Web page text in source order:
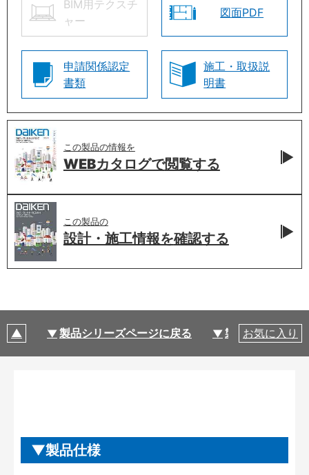
BIM用テクスチ
ャー
図面PDF
申請関係認定
書類
施工・取扱説
明書
この製品の情報を
WEBカタログで閲覧する
この製品の
設計・施工情報を確認する
製品シリーズページに戻る 製品仕様
お気に入り
製品仕様